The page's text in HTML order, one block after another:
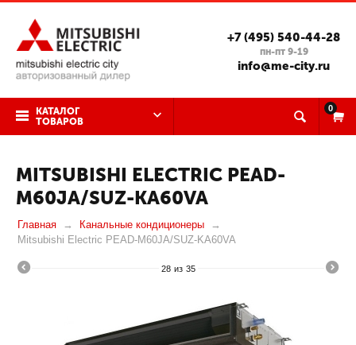
+7 (495) 540-44-28
пн-пт 9-19
info@me-city.ru
КАТАЛОГ
ТОВАРОВ
0
MITSUBISHI ELECTRIC PEAD-
M60JA/SUZ-KA60VA
Главная
Канальные кондиционеры
Mitsubishi Electric PEAD-M60JA/SUZ-KA60VA
28 из 35